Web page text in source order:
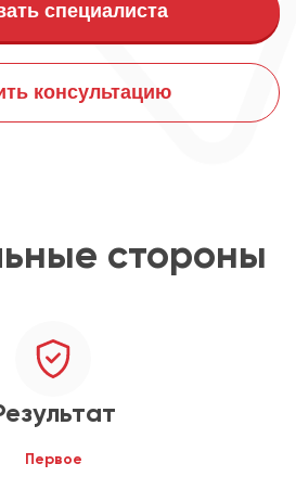
специалиста
консультацию
стороны
Первое